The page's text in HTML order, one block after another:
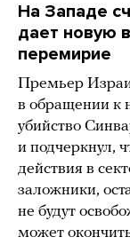
На Западе
дает новую
перемирие
Премьер
в обращении к
убийство
и подчеркнул,
действия в
заложники,
не будут
может